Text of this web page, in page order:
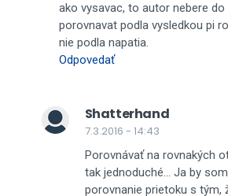
ako vysavac, to autor nebere do
porovnavat podla vysledkou pi
nie podla napatia.
Odpovedať
Shatterhand
7.3.2016 - 14:43
Porovnávať na rovnakých
tak jednoduché... Ja by
porovnanie prietoku s tým,